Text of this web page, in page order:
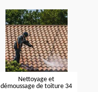
Nettoyage et
démoussage de toiture 34